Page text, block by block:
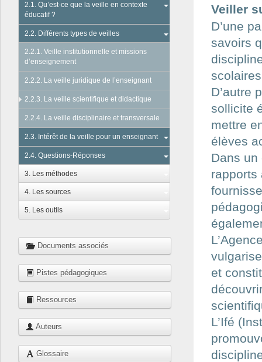
2.1. Qu’est-ce que la veille en contexte
éducatif ?
2.2. Différents types de veilles
2.2.1. Veille institutionnelle et missions
d’enseignement
2.2.2. La veille juridique de l’enseignant
2.2.3. La veille scientifique et didactique
2.2.4. La veille disciplinaire et transversale
2.3. Intérêt de la veille pour un enseignant
2.4. Questions-Réponses
3. Les méthodes
4. Les sources
5. Les outils
Documents associés
Pistes pédagogiques
Ressources
Auteurs
Glossaire
Veiller
D’une
savoirs
D’autre
sollicite
mettre
élèves
Dans
rapports
et
L’Ifé